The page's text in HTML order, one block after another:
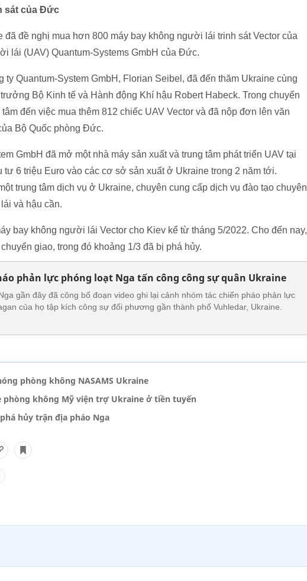
sát của Đức
đã đề nghị mua hơn 800 máy bay không người lái trinh sát Vector của
lái (UAV) Quantum-Systems GmbH của Đức.
Quantum-System GmbH, Florian Seibel, đã đến thăm Ukraine cùng
Bộ Kinh tế và Hành động Khí hậu Robert Habeck. Trong chuyến
đến việc mua thêm 812 chiếc UAV Vector và đã nộp đơn lên văn
Bộ Quốc phòng Đức.
GmbH đã mở một nhà máy sản xuất và trung tâm phát triển UAV tại
tư 6 triệu Euro vào các cơ sở sản xuất ở Ukraine trong 2 năm tới.
trung tâm dịch vụ ở Ukraine, chuyên cung cấp dịch vụ đào tạo chuyên
và hậu cần.
bay không người lái Vector cho Kiev kể từ tháng 5/2022. Cho đến nay,
giao, trong đó khoảng 1/3 đã bị phá hủy.
phản lực phóng loạt Nga tấn công công sự quân Ukraine
gần đây đã công bố đoạn video ghi lại cảnh nhóm tác chiến pháo phản lực
của họ tập kích công sự đối phương gần thành phố Vuhledar, Ukraine.
phòng không NASAMS Ukraine
phòng không Mỹ viện trợ Ukraine ở tiền tuyến
hủy trận địa pháo Nga